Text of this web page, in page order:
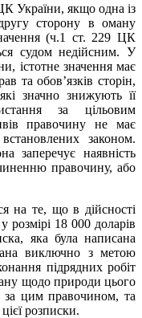
України, якщо одна із
сторону в оману
(ч.1 ст. 229 ЦК
судом недійсним. У
істотне значення має
та обов’язків сторін,
значно знижують її
за цільовим
правочину не має
законом.
заперечує наявність
правочину, або
на те, що в дійсності
18 000 доларів
яка була написана
виключно з метою
підрядних робіт
щодо природи цього
за цим правочином, та
цієї розписки.